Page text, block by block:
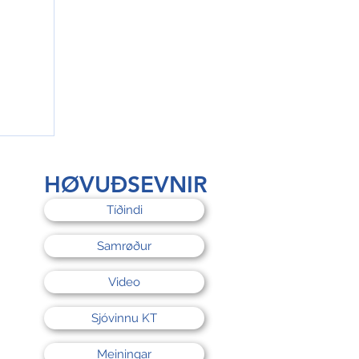
HØVUÐSEVNIR
Tíðindi
Samrøður
Video
Sjóvinnu KT
Meiningar